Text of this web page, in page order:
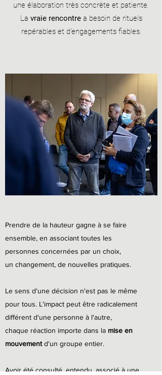
une élaboration très concrète et patiente.
La vraie rencontrea besoin de rituels
repérables et d'engagements fiables.
Prendre de la hauteur gagne à se faire
ensemble, en associant toutes les
personnes concernées par un choix,
un changement, de nouvelles pratiques.
Le sens d'une décision n'est pas le même
pour tous. L'impact peut être radicalement
différent d'une personne à l'autre,
chaque réaction importe dans la mise en
mouvementd'un groupe entier.
Avoir été consulté, entendu, associé à une